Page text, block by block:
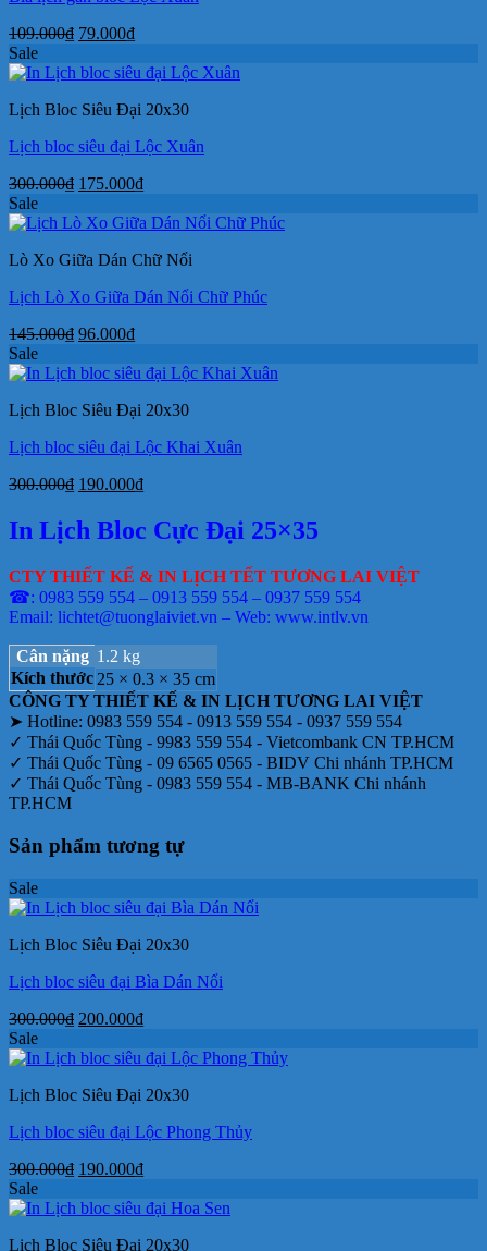
109.000₫ Giá
là:
79.000₫Giá
tại
79.000₫.
Sale
Lịch Bloc Siêu Đại 20x30
Lịch bloc siêu đại Lộc Xuân
300.000₫ Giá
là:
175.000₫Giá
tại
175.000₫.
Sale
Lò Xo Giữa Dán Chữ Nổi
Lịch Lò Xo Giữa Dán Nổi Chữ Phúc
145.000₫ Giá
là:
96.000₫Giá
tại
96.000₫.
Sale
Lịch Bloc Siêu Đại 20x30
Lịch bloc siêu đại Lộc Khai Xuân
300.000₫ Giá
là:
300.000₫.
190.000₫Giá
tại
là:
In Lịch Bloc Cực Đại 25×35
CTY THIẾT KẾ & IN LỊCH TẾT TƯƠNG LAI VIỆT
☎: 0983 559 554 – 0913 559 554 – 0937 559 554
Email: lichtet@tuonglaiviet.vn – Web: www.intlv.vn
Cân nặng 1.2 kg
Kích thước 25 × 0.3 × 35 cm
CÔNG TY THIẾT KẾ & IN LỊCH TƯƠNG LAI VIỆT
➤ Hotline: 0983 559 554 - 0913 559 554 - 0937 559 554
✓ Thái Quốc Tùng - 9983 559 554 - Vietcombank CN TP.HCM
✓ Thái Quốc Tùng - 09 6565 0565 - BIDV Chi nhánh TP.HCM
✓ Thái Quốc Tùng - 0983 559 554 - MB-BANK Chi nhánh
TP.HCM
Sản phẩm tương tự
Sale
Lịch Bloc Siêu Đại 20x30
Lịch bloc siêu đại Bìa Dán Nổi
300.000₫ Giá
là:
200.000₫Giá
tại
200.000₫.
Sale
Lịch Bloc Siêu Đại 20x30
Lịch bloc siêu đại Lộc Phong Thủy
300.000₫ Giá
là:
190.000₫Giá
tại
190.000₫.
Sale
Lịch Bloc Siêu Đại 20x30